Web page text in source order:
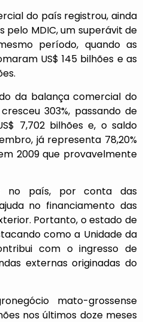
do país registrou, ainda
pelo MDIC, um superávit de
período, quando as
US$ 145 bilhões e as
da balança comercial do
303%, passando de
7,702 bilhões e, o saldo
já representa 78,20%
2009 que provavelmente
no país, por conta das
no financiamento das
Portanto, o estado de
como a Unidade da
com o ingresso de
externas originadas do
mato-grossense
nos últimos doze meses